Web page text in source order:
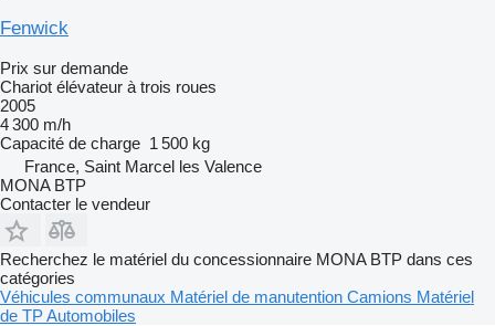
Fenwick
Prix sur demande
Chariot élévateur à trois roues
2005
4 300 m/h
Capacité de charge 1 500 kg
France, Saint Marcel les Valence
MONA BTP
Contacter le vendeur
Recherchez le matériel du concessionnaire MONA BTP dans ces
catégories
Véhicules communaux Matériel de manutention Camions Matériel
de TPAutomobiles